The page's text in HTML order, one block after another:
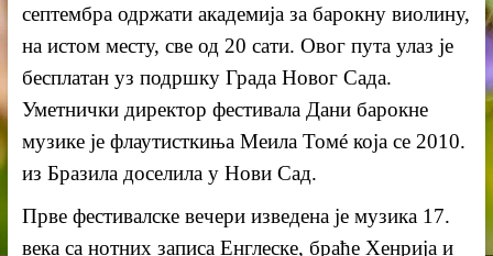
септембра одржати академија за барокну виолину,
на истом месту, све од 20 сати. Овог пута улаз је
бесплатан уз подршку Града Новог Сада.
Уметнички директор фестивала Дани барокне
музике је флаутисткиња Меила Томé која се 2010.
из Бразила доселила у Нови Сад.
Прве фестивалске вечери изведена је музика 17.
века са нотних записа Енглеске, браће Хенрија и